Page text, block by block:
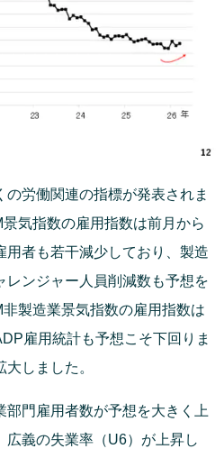
労働関連の指標が発表されま
気指数の雇用指数は前月から
用者も若干減少しており、製造
レンジャー人員削減数も予想を
非製造業景気指数の雇用指数は
雇用統計も予想こそ下回りま
しました。
部門雇用者数が予想を大きく上
広義の失業率（U6）が上昇し